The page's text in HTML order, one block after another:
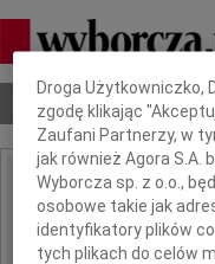
Nekrologi Odeszli
IMIĘ I NAZWISKO:
REGION:
Dbamy o Twoją
Droga Użytkowniczko,
zgodę klikając
Zaufani Partnerzy, w
jak również Agora S.A.
Wyborcza sp. z o.o.,
osobowe takie jak
identyfikatory plików
tych plikach do celów